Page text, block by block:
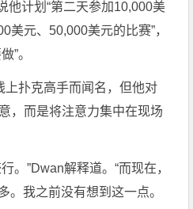
他计划“第二天参加10,000美
美元、50,000美元的比赛”，
”。
上扑克高手而闻名，但他对
，而是将注意力集中在现场
。”Dwan解释道。“而现在，
。我之前没有想到这一点。